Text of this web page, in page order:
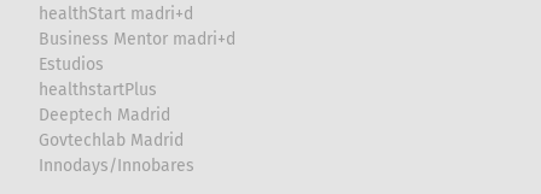
healthStart madri+d
Business Mentor madri+d
Estudios
healthstartPlus
Deeptech Madrid
Govtechlab Madrid
Innodays/Innobares